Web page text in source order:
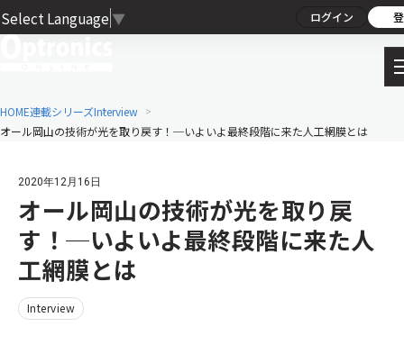
Select Language ▼ ログイン
HOME連載シリーズInterview
オール岡山の技術が光を取り戻す！─いよいよ最終段階に来た人工網膜とは
2020年12月16日
オール岡山の技術が光を取り戻
す！─いよいよ最終段階に来た人
工網膜とは
Interview